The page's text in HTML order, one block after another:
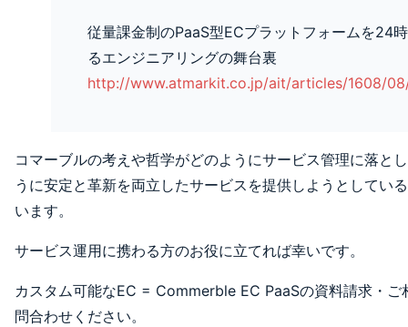
従量課金制のPaaS型ECプラットフォームを24
るエンジニアリングの舞台裏
http://www.atmarkit.co.jp/ait/articles/1608/
コマーブルの考えや哲学がどのようにサービス管理に落と
うに安定と革新を両立したサービスを提供しようとしてい
います。
サービス運用に携わる方のお役に立てれば幸いです。
カスタム可能なEC = Commerble EC PaaSの資料請求・ご
問合わせください。